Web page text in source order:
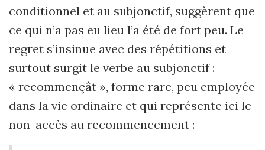
conditionnel et au subjonctif, suggèrent que
ce qui n’a pas eu lieu l’a été de fort peu. Le
regret s’insinue avec des répétitions et
surtout surgit le verbe au subjonctif :
« recommençât », forme rare, peu employée
dans la vie ordinaire et qui représente ici le
non-accès au recommencement :